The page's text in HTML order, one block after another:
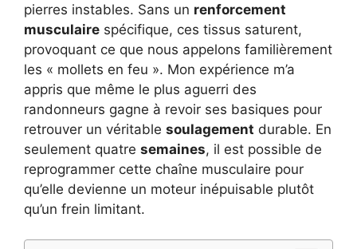
pierres instables. Sans un renforcement
musculaire spécifique, ces tissus saturent,
provoquant ce que nous appelons familièrement
les « mollets en feu ». Mon expérience m’a
appris que même le plus aguerri des
randonneurs gagne à revoir ses basiques pour
retrouver un véritable soulagement durable. En
seulement quatre semaines, il est possible de
reprogrammer cette chaîne musculaire pour
qu’elle devienne un moteur inépuisable plutôt
qu’un frein limitant.